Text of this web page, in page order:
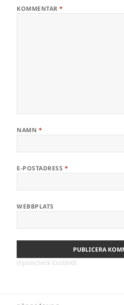
KOMMENTAR*
NAMN *
E-POSTADRESS *
WEBBPLATS
(Spamcheck Enabled)